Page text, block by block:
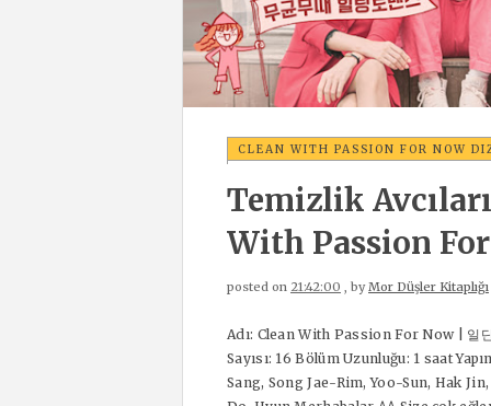
CLEAN WITH PASSION FOR NOW
Temizlik
With Passion
posted on 21:42:00 , byMor Düşler Kitaplığı
Adı: Clean With Passion For Now | 일
Sayısı: 16 Bölüm Uzunluğu: 1 saat
Sang, Song Jae-Rim, Yoo-Sun, Hak